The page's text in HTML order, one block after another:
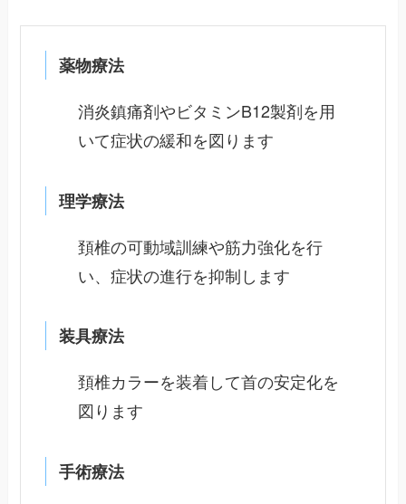
薬物療法
消炎鎮痛剤やビタミンB12製剤を用
いて症状の緩和を図ります
理学療法
頚椎の可動域訓練や筋力強化を行
い、症状の進行を抑制します
装具療法
頚椎カラーを装着して首の安定化を
図ります
手術療法